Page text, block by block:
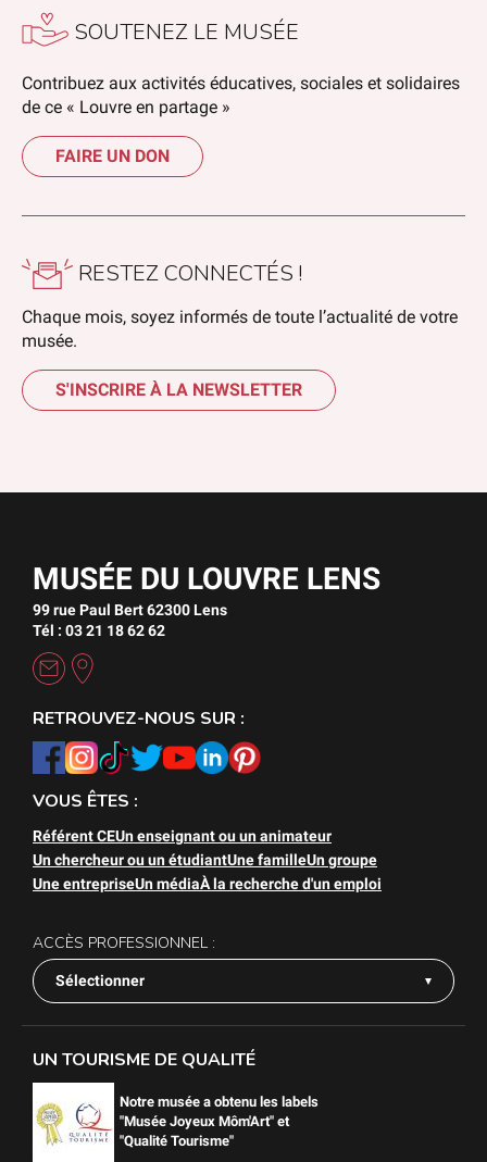
SOUTENEZ LE MUSÉE
Contribuez aux activités éducatives, sociales et solidaires
de ce « Louvre en partage »
FAIRE UN DON
RESTEZ CONNECTÉS !
Chaque mois, soyez informés de toute l’actualité de votre
musée.
S'INSCRIRE À LA NEWSLETTER
MUSÉE DU LOUVRE LENS
99 rue Paul Bert 62300 Lens
Tél : 03 21 18 62 62
RETROUVEZ-NOUS SUR :
VOUS ÊTES :
Référent CEUn enseignant ou un animateur
Un chercheur ou un étudiantUne familleUn groupe
Une entrepriseUn médiaÀ la recherche d'un emploi
ACCÈS PROFESSIONNEL :
Sélectionner
UN TOURISME DE QUALITÉ
Notre musée a obtenu les labels
"Musée Joyeux Môm'Art" et
"Qualité Tourisme"